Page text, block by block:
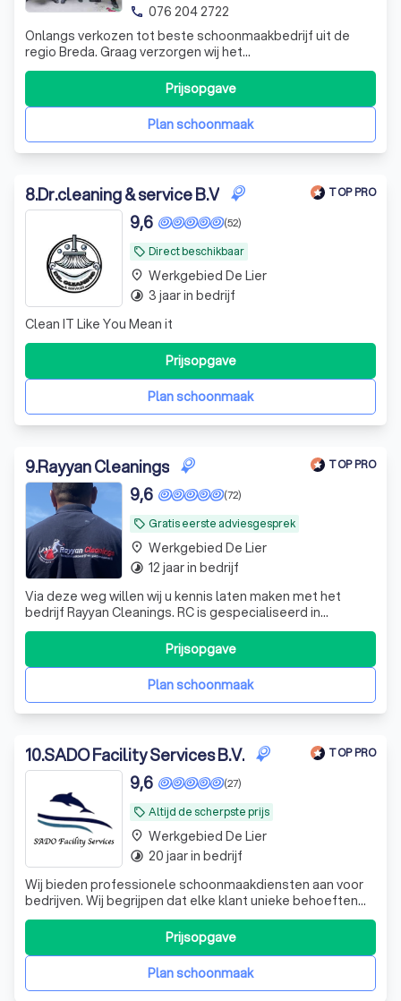
Onlangs verkozen tot beste schoonmaakbedrijf uit de
regio Breda. Graag verzorgen wij het
schoonmaakonderhoud in je woning of bedrijfspand.
Neem je contact met ons op? Wij staan voor je klaar!
Plan schoonmaak
Prijsopgave
phone 076 204 2722
8. Dr.cleaning & service B.V TOP PRO
local_offer Direct beschikbaar
(52)
9,6
Clean IT Like You Mean it
Plan schoonmaak
Prijsopgave
place Werkgebied De Lier
timelapse 3 jaar in bedrijf
9.Rayyan Cleanings TOP PRO
local_offer Gratis eerste adviesgesprek
(72)
9,6
Via deze weg willen wij u kennis laten maken met het
bedrijf Rayyan Cleanings. RC is gespecialiseerd in
glazenwassen en schoonmaakwerkzaamheden. Perfecte
reiniging is een taak waaraan wij veel zorg besteden. Het
schoonhouden van een pand is tenslotte een vak. Graag
willen wij u onze diensten tegen e
Plan schoonmaak
Prijsopgave
place Werkgebied De Lier
timelapse 12 jaar in bedrijf
10.SADO Facility Services B.V. TOP PRO
local_offer Altijd de scherpste prijs
(27)
9,6
Wij bieden professionele schoonmaakdiensten aan voor
bedrijven. Wij begrijpen dat elke klant unieke behoeften
heeft en daarom bieden wij flexibele schoonmaak plannen
Plan schoonmaak
Prijsopgave
place Werkgebied De Lier
timelapse 20 jaar in bedrijf